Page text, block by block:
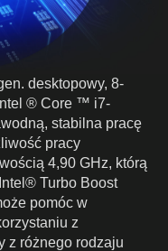
desktopowy, 8-
® Core ™ i7-
stabilna pracę
pracy
4,90 GHz, którą
Turbo Boost
pomóc w
z
z różnego rodzaju